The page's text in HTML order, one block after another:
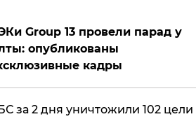
Group 13 провели парад у
опубликованы
кадры
за 2 дня уничтожили 102 цели